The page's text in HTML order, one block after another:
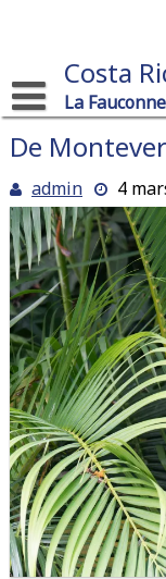
Costa
La
De
admin 4